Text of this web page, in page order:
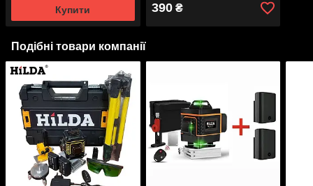
Купити 390₴
Подібні товари компанії